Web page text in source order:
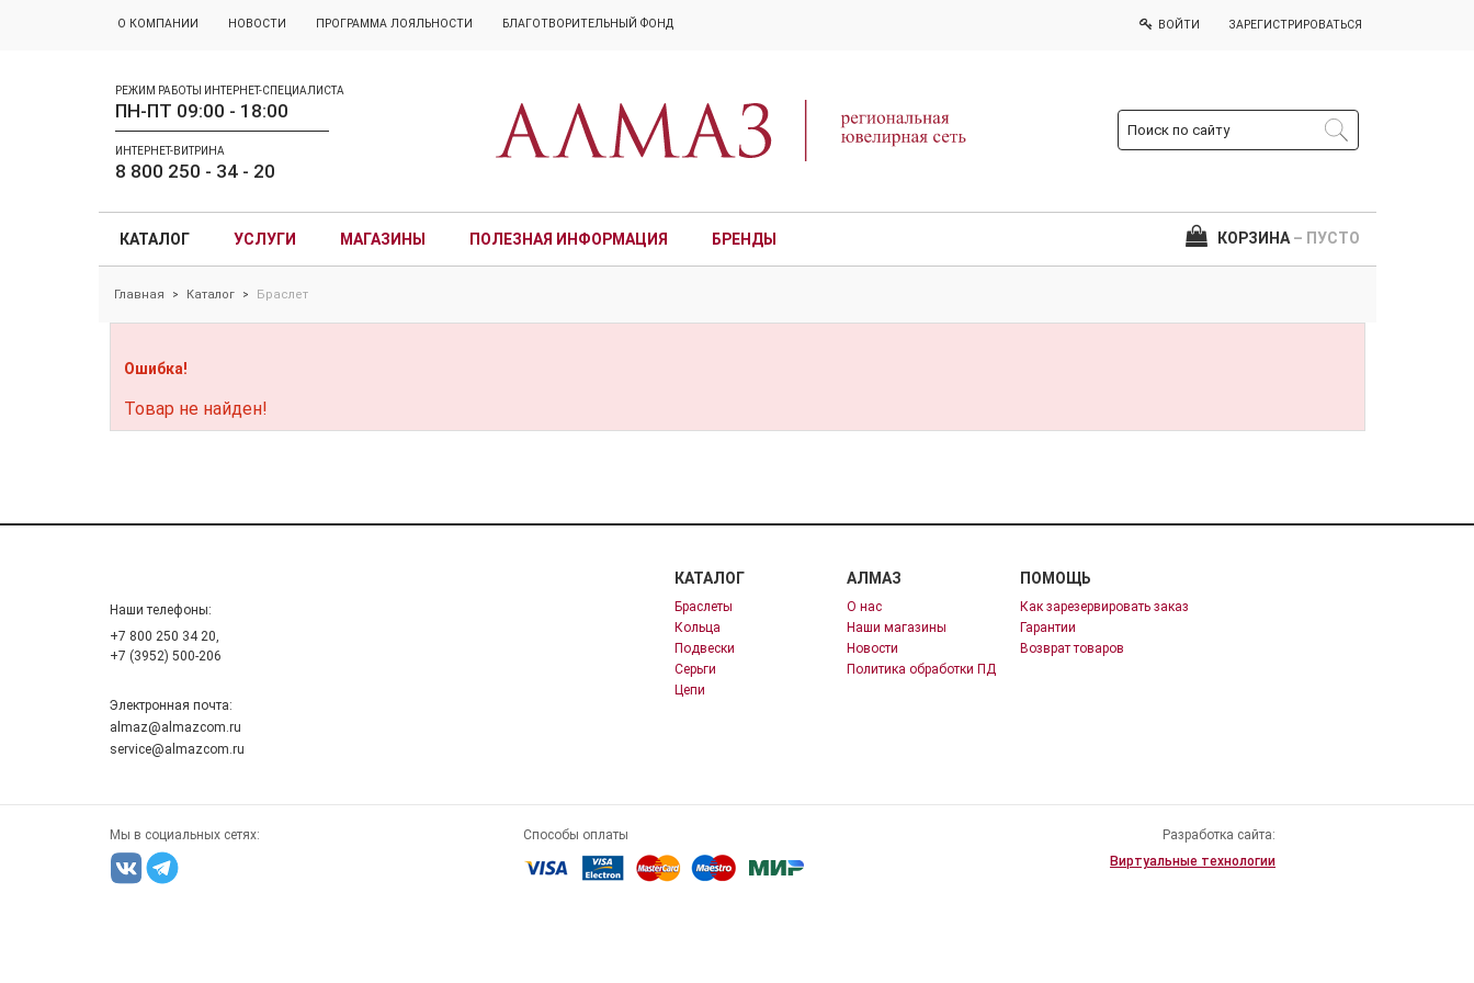
О КОМПАНИИ НОВОСТИ ПРОГРАММА ЛОЯЛЬНОСТИ БЛАГОТВОРИТЕЛЬНЫЙ ФОНД
РЕЖИМ РАБОТЫ ИНТЕРНЕТ-СПЕЦИАЛИСТА
ПН-ПТ 09:00 - 18:00
ИНТЕРНЕТ-ВИТРИНА
8 800 250 - 34 - 20
ВОЙТИ ЗАРЕГИСТРИРОВАТЬСЯ
КАТАЛОГ УСЛУГИ МАГАЗИНЫ ПОЛЕЗНАЯ ИНФОРМАЦИЯ БРЕНДЫ КОРЗИНА – ПУСТО
Главная > Каталог > Браслет
Ошибка!
Товар не найден!
Наши телефоны:
+7 800 250 34 20,
+7 (3952) 500-206
Электронная почта:
almaz@almazcom.ru
service@almazcom.ru
КАТАЛОГ
Браслеты
Кольца
Подвески
Серьги
Цепи
АЛМАЗ
О нас
Наши магазины
Новости
Политика обработки ПД
ПОМОЩЬ
Как зарезервировать заказ
Гарантии
Возврат товаров
Мы в социальных сетях: Способы оплаты
Разработка сайта:
Виртуальные технологии